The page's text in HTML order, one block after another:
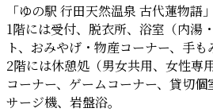
「ゆの駅 行田天然温泉 古代蓮物語
1階には受付、脱衣所、浴室（内湯
ト、おみやげ・物産コーナー、手も
2階には休憩処（男女共用、女性専
コーナー、ゲームコーナー、貸切個
サージ機、岩盤浴。